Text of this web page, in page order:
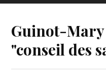
Guinot-Mary
"conseil des